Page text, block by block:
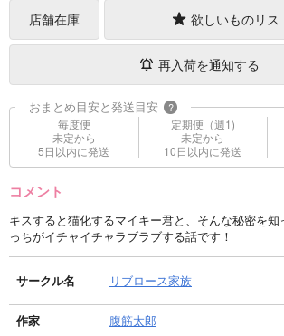
店舗在庫 欲しいものリス
再入荷を通知する
おまとめ目安と発送目安 ?
毎度便
未定から
5日以内に発送
定期便（週1)
未定から
10日以内に発送
コメント
キスすると猫化するマイキー君と、そんな秘密を知
っちがイチャイチャラブラブする話です！
サークル名 リブロース家族
作家
腹筋太郎